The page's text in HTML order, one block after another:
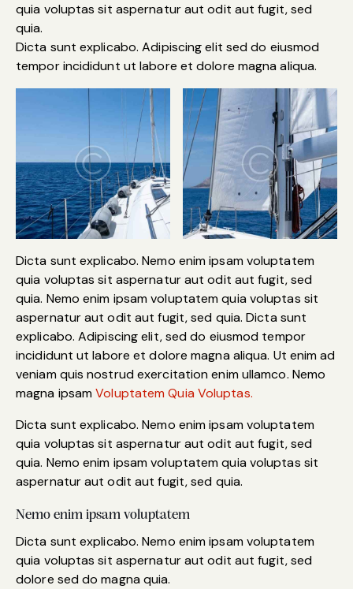
quia voluptas sit aspernatur aut odit aut fugit, sed
quia.
Dicta sunt explicabo. Adipiscing elit sed do eiusmod
tempor incididunt ut labore et dolore magna aliqua.
Dicta sunt explicabo. Nemo enim ipsam voluptatem
quia voluptas sit aspernatur aut odit aut fugit, sed
quia. Nemo enim ipsam voluptatem quia voluptas sit
aspernatur aut odit aut fugit, sed quia. Dicta sunt
explicabo. Adipiscing elit, sed do eiusmod tempor
incididunt ut labore et dolore magna aliqua. Ut enim ad
veniam quis nostrud exercitation enim ullamco. Nemo
magna ipsamVoluptatem Quia Voluptas.
Dicta sunt explicabo. Nemo enim ipsam voluptatem
quia voluptas sit aspernatur aut odit aut fugit, sed
quia. Nemo enim ipsam voluptatem quia voluptas sit
aspernatur aut odit aut fugit, sed quia.
Nemo enim ipsam voluptatem
Dicta sunt explicabo. Nemo enim ipsam voluptatem
quia voluptas sit aspernatur aut odit aut fugit, sed
dolore sed do magna quia.